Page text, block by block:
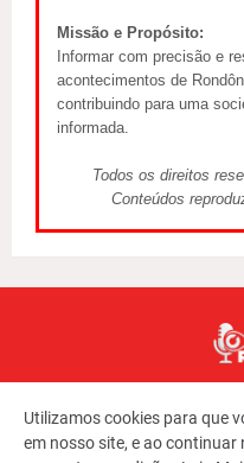
Missão e Propósito:
Informar com precisão e
acontecimentos de
contribuindo para uma
informada.
Todos os direitos
Conteúdos
Utilizamos cookies para que
em nosso site, e ao